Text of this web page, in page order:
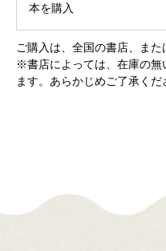
本を購入
ご購入は、全国の書店、また
※書店によっては、在庫の無
ます。あらかじめご了承くだ